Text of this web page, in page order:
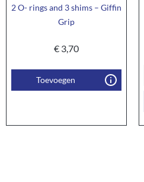
2 O- rings and 3 shims – Giffin
Grip
€ 3,70
Toevoegen